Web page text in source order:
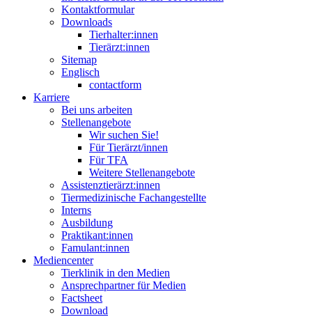
Kontaktformular
Downloads
Tierhalter:innen
Tierärzt:innen
Sitemap
Englisch
contactform
Karriere
Bei uns arbeiten
Stellenangebote
Wir suchen Sie!
Für Tierärzt/innen
Für TFA
Weitere Stellenangebote
Assistenztierärzt:innen
Tiermedizinische Fachangestellte
Interns
Ausbildung
Praktikant:innen
Famulant:innen
Mediencenter
Tierklinik in den Medien
Ansprechpartner für Medien
Factsheet
Download